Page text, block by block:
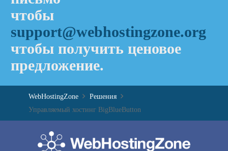
чтобы
support@webhostingzone.org
чтобы получить ценовое
предложение.
WebHostingZone
Решения
Управляемый хостинг BigBlueButton